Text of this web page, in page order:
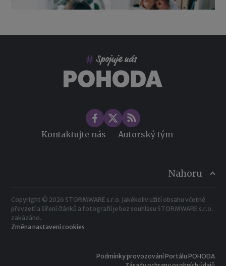
Kontaktujte nás Autorský tým
Nahoru
Copyright © 2026 STORMWARE s.r.o. Jakékoliv užití obsahu včetně
převzetí a šíření článků a fotografií je bez souhlasu STORMWARE s.r.o.
zakázáno.
Změna nastavení cookies
Podmínky provozování Portálu POHODA